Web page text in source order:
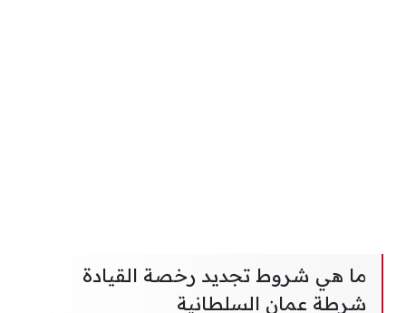
ما هي شروط تجديد رخصة القيادة
شرطة عمان السلطانية